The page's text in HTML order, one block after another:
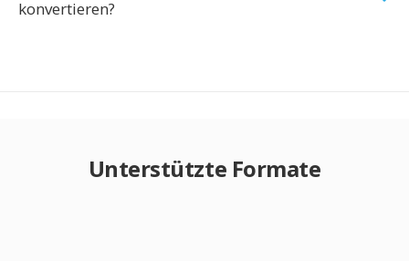
konvertieren?
Unterstützte Formate